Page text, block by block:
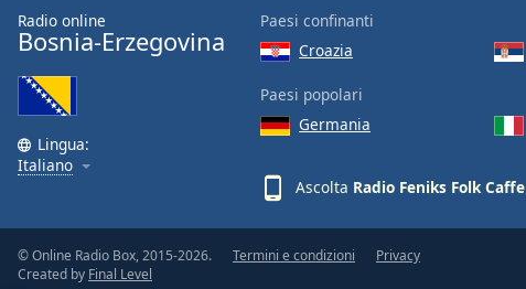
modal
window.
Beginning
dialog
window.
and
Radio online
Bosnia-Erzegovina
Lingua:
Italiano
Paesi confinanti
Croazia
Paesi popolari
Germania
Ascolta Radio Feniks Folk Caffe
© Online Radio Box, 2015-2026.
Created by Final Level
Termini e condizioni Privacy